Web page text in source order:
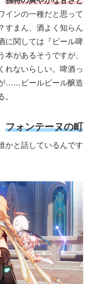
インの一種だと思って
まん、酒よく知らん
に関しては『ビール啤
があるそうですが、
れないらしい。啤酒っ
……ビールビール醸造
フォンテーヌの町
かと話しているんです